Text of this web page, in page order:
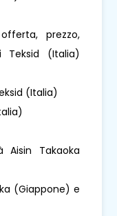
prezzo,
(Italia)
(Italia)
Aisin Takaoka
(Giappone) e